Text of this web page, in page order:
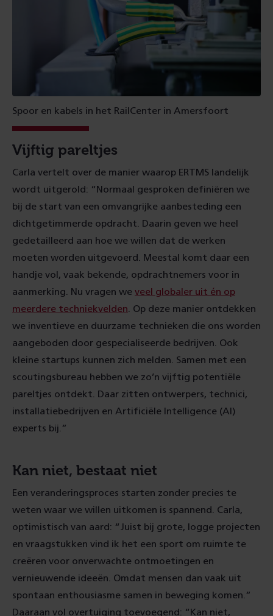
Spoor en kabels in het RailCenter in Amersfoort
Vijftig pareltjes
Carla vertelt over de manier waarop ERTMS landelijk
wordt uitgerold: “Normaal gesproken definiëren we
bij de start van een omvangrijke aanbesteding een
dichtgetimmerde opdracht. Daarin geven we heel
gedetailleerd aan hoe we willen dat de werken
moeten worden uitgevoerd. Meestal komt daar een
handje vol, vaak bekende, opdrachtnemers voor in
aanmerking. Nu vragen we veel globaler uit én op
meerdere techniekvelden . Op deze manier ontdekken
we inventieve en duurzame technieken die ons worden
aangeboden door gespecialiseerde bedrijven. Ook
kleine startups kunnen zich melden. Samen met een
scoutingsbureau hebben we zo’n vijftig potentiële
pareltjes ontdekt. Daar zitten ontwerpers, technici,
installatiebedrijven en Artificiële Intelligence (AI)
experts bij.”
Kan niet, bestaat niet
Een veranderingsproces starten zonder precies te
weten waar we willen uitkomen is spannend. Carla,
optimistisch van aard: “Juist bij grote, logge projecten
en vraagstukken vind ik het een sport om ruimte te
creëren voor onverwachte ontmoetingen en
vernieuwende ideeën. Omdat mensen dan vaak uit
spontaan enthousiasme samen in beweging komen.”
Daaraan vol overtuiging toevoegend: “Kan niet,